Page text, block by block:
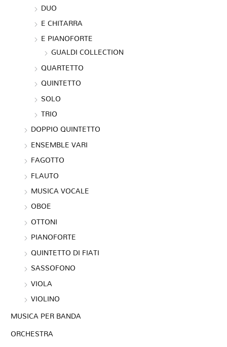
DUO
E CHITARRA
E PIANOFORTE
GUALDI COLLECTION
QUARTETTO
QUINTETTO
SOLO
TRIO
DOPPIO QUINTETTO
ENSEMBLE VARI
FAGOTTO
FLAUTO
MUSICA VOCALE
OBOE
OTTONI
PIANOFORTE
QUINTETTO DI FIATI
SASSOFONO
VIOLA
VIOLINO
MUSICA PER BANDA
ORCHESTRA